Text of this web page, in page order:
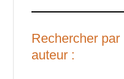
Rechercher par
auteur :